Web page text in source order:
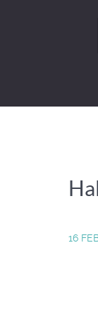
16